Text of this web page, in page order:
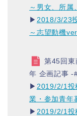
～男女、所属
▶︎ 2018/3/23
～志望動機
第45回
年 企画記事 -
▶︎ 2019/2/1投
業・参加青年
▶︎ 2019/2/1投